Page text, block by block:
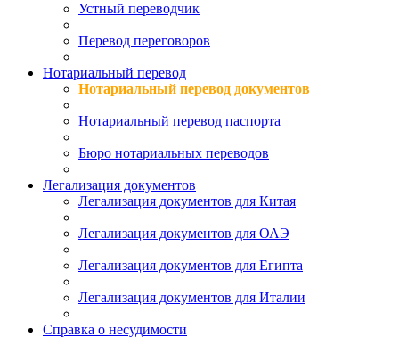
Устный переводчик
Перевод переговоров
Нотариальный перевод
Нотариальный перевод документов
Нотариальный перевод паспорта
Бюро нотариальных переводов
Легализация документов
Легализация документов для Китая
Легализация документов для ОАЭ
Легализация документов для Египта
Легализация документов для Италии
Справка о несудимости